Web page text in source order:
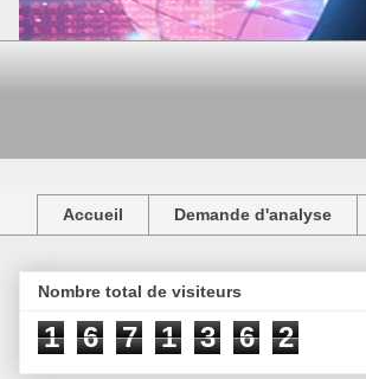
Accueil Demande d'analyse
Nombre total de visiteurs
1 6 7 1 3 6 2